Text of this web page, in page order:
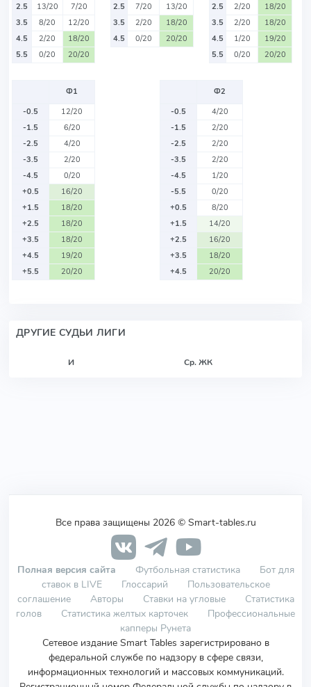
2.5
13/20
7/20
3.5
8/20
12/20
4.5
2/20
18/20
5.5
0/20 20/20
2.5
7/20
13/20
3.5
2/20
18/20
4.5
0/20 20/20
2.5
2/20
18/20
3.5
2/20
18/20
4.5
1/20
19/20
5.5
0/20 20/20
Ф1
-0.5
12/20
-1.5
6/20
-2.5
4/20
-3.5
2/20
-4.5
0/20
+0.5
16/20
+1.5
18/20
+2.5
18/20
+3.5
18/20
+4.5
19/20
+5.5
20/20
Ф2
-0.5
4/20
-1.5
2/20
-2.5
2/20
-3.5
2/20
-4.5
1/20
-5.5
0/20
+0.5
8/20
+1.5
14/20
+2.5
16/20
+3.5
18/20
+4.5
20/20
ДРУГИЕ СУДЬИ ЛИГИ
И Ср. ЖК
Все права защищены 2026 © Smart-tables.ru
Полная версия сайта Футбольная статистика
Бот для
ставок в LIVE
Глоссарий
Пользовательское
соглашение
Авторы Ставки на угловые
Статистика
голов
Статистика желтых карточек
Профессиональные
капперы Рунета
Сетевое издание Smart Tables зарегистрировано в
федеральной службе по надзору в сфере связи,
информационных технологий и массовых коммуникаций.